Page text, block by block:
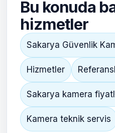
Bu konuda
hizmetler
Sakarya Güvenlik
Hizmetler
Sakarya kamera
Kamera teknik servis